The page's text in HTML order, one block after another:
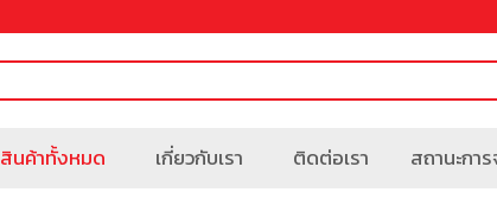
สินค้าทั้งหมด เกี่ยวกับเรา ติดต่อเรา สถานะกา